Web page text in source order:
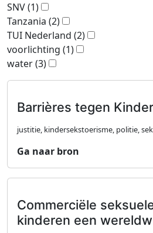
SNV(1)
Tanzania (2)
TUI Nederland (2)
voorlichting (1)
water(3)
Barrières tegen
justitie, kindersekstoerisme, politie,
Ga naar bron
Commerciële
kinderen een